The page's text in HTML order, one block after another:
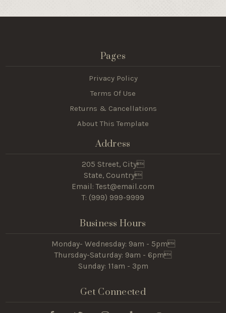
Pages
Privacy Policy
Terms Of Use
Returns & Cancellations
About This Template
Address
205 Street, City
State, Country
Email: Test@email.com
T: (999) 999-9999
Business Hours
Monday- Wednesday: 9am - 5pm
Thursday-Saturday: 9am - 6pm
Sunday: 11am - 3pm
Get Connected